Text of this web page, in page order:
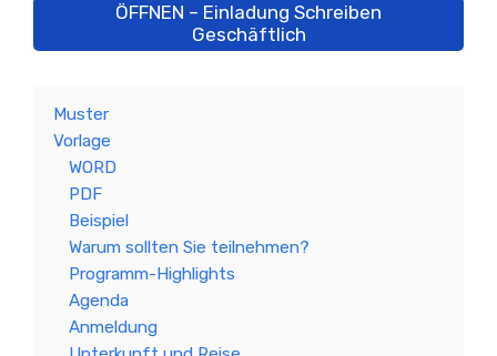
ÖFFNEN – Einladung Schreiben
Geschäftlich
Muster
Vorlage
WORD
PDF
Beispiel
Warum sollten Sie teilnehmen?
Programm-Highlights
Agenda
Anmeldung